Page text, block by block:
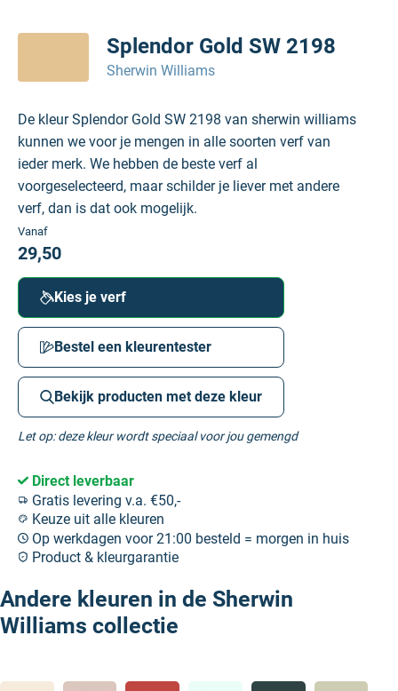
Splendor Gold SW 2198
Sherwin Williams
De kleur Splendor Gold SW 2198 van sherwin williams
kunnen we voor je mengen in alle soorten verf van
ieder merk. We hebben de beste verf al
voorgeselecteerd, maar schilder je liever met andere
verf, dan is dat ook mogelijk.
Vanaf
29,50
Kies je verf
Bestel een kleurentester
Bekijk producten met deze kleur
Let op: deze kleur wordt speciaal voor jou gemengd
Direct leverbaar
Gratis levering v.a. €50,-
Keuze uit alle kleuren
Op werkdagen voor 21:00 besteld = morgen in huis
Product & kleurgarantie
Andere kleuren in de Sherwin
Williams collectie